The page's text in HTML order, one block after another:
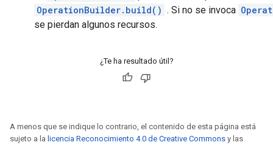
OperationBuilder.build() . Si no se invoca
se pierdan algunos recursos.
¿Te ha resultado útil?
A menos que se indique lo contrario, el contenido de esta página está
sujeto a la licencia Reconocimiento 4.0 de Creative Commons y las